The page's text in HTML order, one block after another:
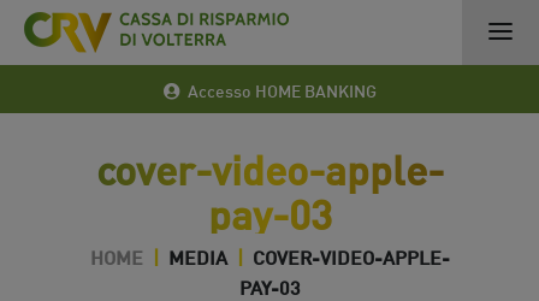
Accesso HOME BANKING
cover-video-apple-
pay-03
HOME | MEDIA | COVER-VIDEO-APPLE-
PAY-03